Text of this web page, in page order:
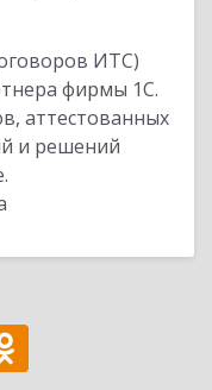
ИТС)
фирмы 1С.
аттестованных
и решений